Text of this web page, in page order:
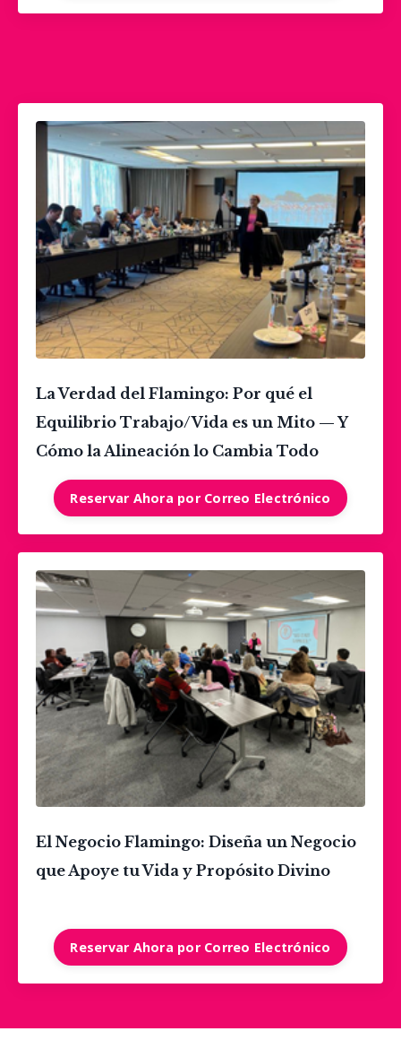
La Verdad del Flamingo: Por qué el
Equilibrio Trabajo/Vida es un Mito — Y
Cómo la Alineación lo Cambia Todo
Reservar Ahora por Correo Electrónico
El Negocio Flamingo: Diseña un Negocio
que Apoye tu Vida y Propósito Divino
Reservar Ahora por Correo Electrónico